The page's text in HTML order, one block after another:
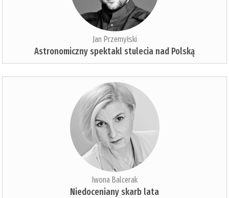
Jan Przemyłski
Astronomiczny spektakl stulecia nad Polską
Iwona Balcerak
Niedoceniany skarb lata